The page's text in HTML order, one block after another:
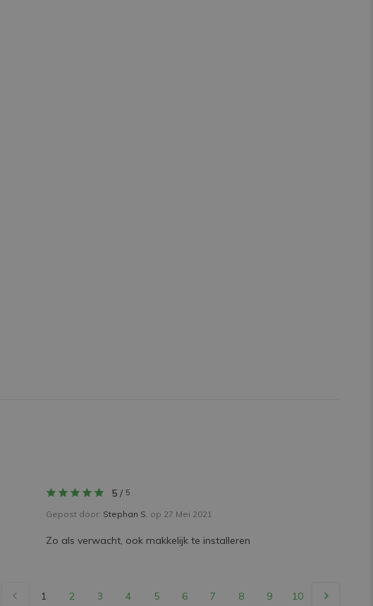
5 / 5
Gepost door: Stephan S. op 27 Mei 2021
Zo als verwacht, ook makkelijk te installeren
1 2 3 4 5 6 7 8 9 10